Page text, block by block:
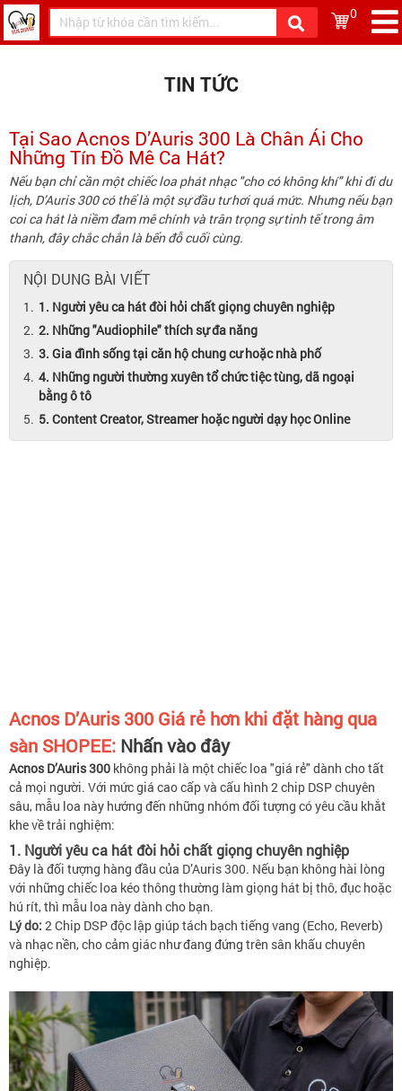
0
TIN TỨC
Tại Sao Acnos D’Auris 300 Là Chân Ái Cho
Những Tín Đồ Mê Ca Hát?
Nếu bạn chỉ cần một chiếc loa phát nhạc "cho có không khí" khi đi du
lịch, D’Auris 300 có thể là một sự đầu tư hơi quá mức. Nhưng nếu bạn
coi ca hát là niềm đam mê chính và trân trọng sự tinh tế trong âm
thanh, đây chắc chắn là bến đỗ cuối cùng.
NỘI DUNG BÀI VIẾT
1. Người yêu ca hát đòi hỏi chất giọng chuyên nghiệp
2. Những "Audiophile" thích sự đa năng
3. Gia đình sống tại căn hộ chung cư hoặc nhà phố
4. Những người thường xuyên tổ chức tiệc tùng, dã ngoại
bằng ô tô
5. Content Creator, Streamer hoặc người dạy học Online
Acnos D’Auris 300 Giá rẻ hơn khi đặt hàng qua
sàn SHOPEE: Nhấn vào đây
Acnos D’Auris 300 không phải là một chiếc loa "giá rẻ" dành cho tất
cả mọi người. Với mức giá cao cấp và cấu hình 2 chip DSP chuyên
sâu, mẫu loa này hướng đến những nhóm đối tượng có yêu cầu khắt
khe về trải nghiệm:
1. Người yêu ca hát đòi hỏi chất giọng chuyên nghiệp
Đây là đối tượng hàng đầu của D’Auris 300. Nếu bạn không hài lòng
với những chiếc loa kéo thông thường làm giọng hát bị thô, đục hoặc
hú rít, thì mẫu loa này dành cho bạn.
Lý do: 2 Chip DSP độc lập giúp tách bạch tiếng vang (Echo, Reverb)
và nhạc nền, cho cảm giác như đang đứng trên sân khấu chuyên
nghiệp.